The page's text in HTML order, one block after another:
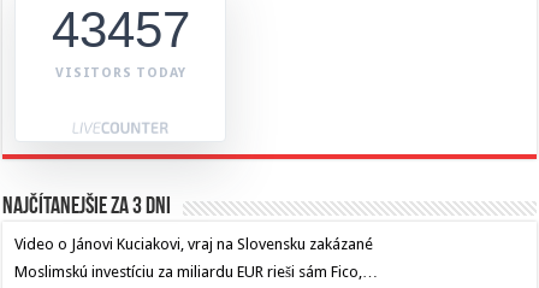
43457
VISITORS TODAY
Najčítanejšie za 3 dni
Video o Jánovi Kuciakovi, vraj na Slovensku zakázané
Moslimskú investíciu za miliardu EUR rieši sám Fico,…